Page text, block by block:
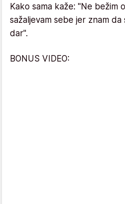
Kako sama kaže: "Ne bežim
sažaljevam sebe jer znam da
dar".
BONUS VIDEO: